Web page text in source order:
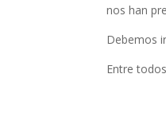
nos han
Debemos
Entre